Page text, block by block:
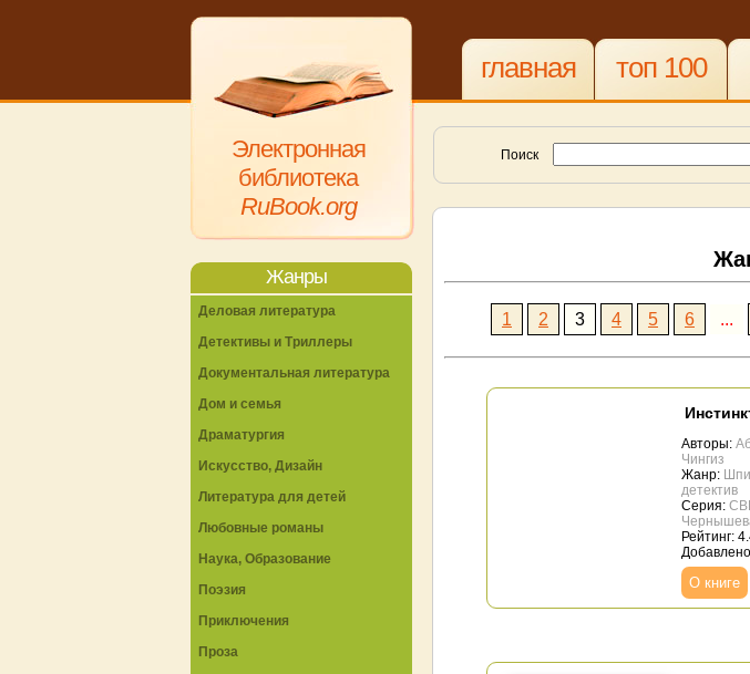
Электронная
библиотека
RuBook.org
главная топ 100
Поиск
1 2 3 4 5 6 ...
Авторы:
Чингиз
Жанр:
детектив
Серия:
Рейтинг:
О книге
Жанры
Деловая литература
Детективы и Триллеры
Документальная литература
Дом и семья
Драматургия
Искусство, Дизайн
Литература для детей
Любовные романы
Наука, Образование
Поэзия
Приключения
Проза